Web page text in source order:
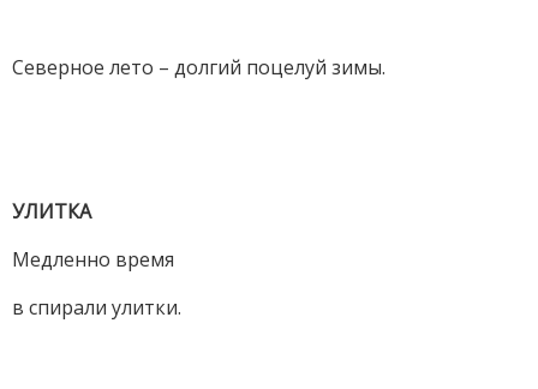
Северное лето – долгий поцелуй зимы.
УЛИТКА
Медленно время
в спирали улитки.